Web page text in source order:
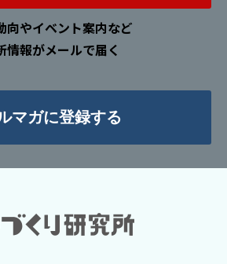
向やイベント案内など
情報がメールで届く
マガに登録する